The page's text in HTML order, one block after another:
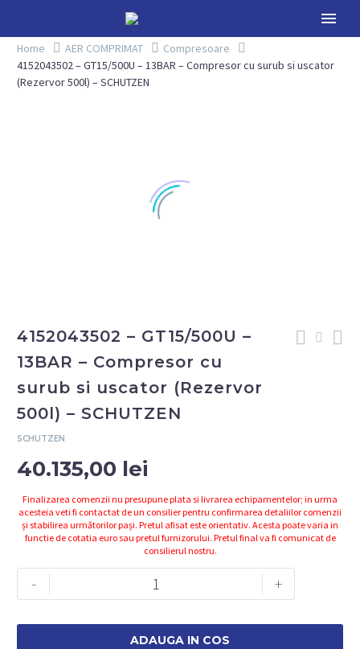
Home AER COMPRIMAT
Compresoare
4152043502 – GT15/500U – 13BAR – Compresor cu surub si uscator
(Rezervor 500l) – SCHUTZEN
4152043502 – GT15/500U –
13BAR – Compresor cu
surub si uscator (Rezervor
500l) – SCHUTZEN
SCHUTZEN
40.135,00 lei
Finalizarea comenzii nu presupune plata si livrarea echipamentelor; in urma
acesteia veti fi contactat de un consilier pentru confirmarea detaliilor comenzii
și stabilirea următorilor pași. Pretul afisat este orientativ. Acesta poate varia in
functie de cotatia euro sau pretul furnizorului. Pretul final va fi comunicat de
consilierul nostru.
-
Cantitate
4152043502
+
ADAUGA IN COS